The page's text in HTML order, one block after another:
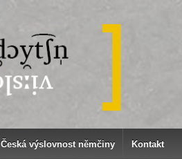
Česká výslovnost němčiny Kontakt